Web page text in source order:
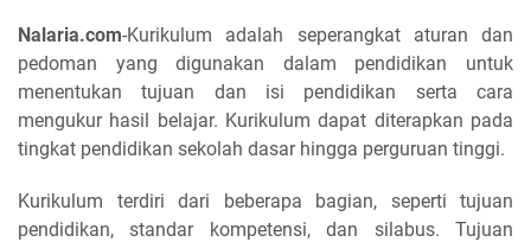
Nalaria.com-Kurikulum adalah seperangkat aturan dan
pedoman yang digunakan dalam pendidikan untuk
menentukan tujuan dan isi pendidikan serta cara
mengukur hasil belajar. Kurikulum dapat diterapkan pada
tingkat pendidikan sekolah dasar hingga perguruan tinggi.
Kurikulum terdiri dari beberapa bagian, seperti tujuan
pendidikan, standar kompetensi, dan silabus. Tujuan